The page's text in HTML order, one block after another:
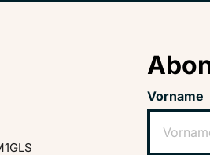
Vorname